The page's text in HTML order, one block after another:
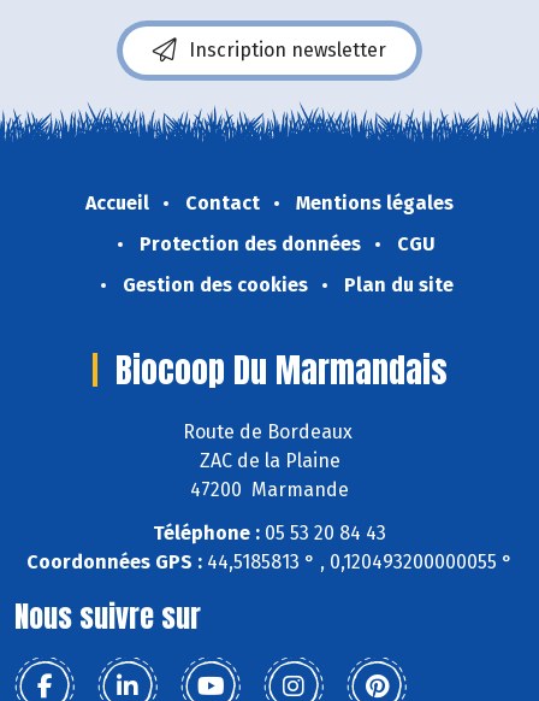
Inscription newsletter
Accueil Contact
Mentions légales
Protection des données
CGU
Gestion des cookies
Plan du site
Biocoop Du Marmandais
Route de Bordeaux
ZAC de la Plaine
47200 Marmande
Téléphone : 05 53 20 84 43
Coordonnées GPS : 44,5185813 ° , 0,120493200000055 °
Nous suivre sur